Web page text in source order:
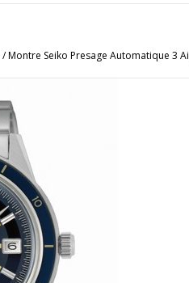
Montre Seiko Presage Automatique 3